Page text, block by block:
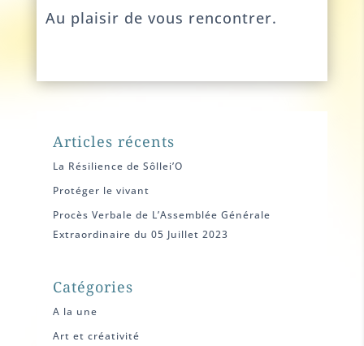
Au plaisir de vous rencontrer.
Articles récents
La Résilience de Sôllei’O
Protéger le vivant
Procès Verbale de L’Assemblée Générale
Extraordinaire du 05 Juillet 2023
Catégories
A la une
Art et créativité